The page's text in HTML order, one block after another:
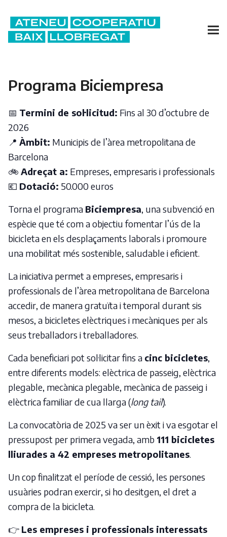
Programa Biciempresa
📅 Termini de sol·licitud: Fins al 30 d’octubre de
2026
📍 Àmbit: Municipis de l’àrea metropolitana de
Barcelona
🚲 Adreçat a: Empreses, empresaris i professionals
💶 Dotació: 50.000 euros
Torna el programa Biciempresa, una subvenció en
espècie que té com a objectiu fomentar l’ús de la
bicicleta en els desplaçaments laborals i promoure
una mobilitat més sostenible, saludable i eficient.
La iniciativa permet a empreses, empresaris i
professionals de l’àrea metropolitana de Barcelona
accedir, de manera gratuïta i temporal durant sis
mesos, a bicicletes elèctriques i mecàniques per als
seus treballadors i treballadores.
Cada beneficiari pot sol·licitar fins a cinc bicicletes,
entre diferents models: elèctrica de passeig, elèctrica
plegable, mecànica plegable, mecànica de passeig i
elèctrica familiar de cua llarga (long tail).
La convocatòria de 2025 va ser un èxit i va esgotar el
pressupost per primera vegada, amb 111 bicicletes
lliurades a 42 empreses metropolitanes.
Un cop finalitzat el període de cessió, les persones
usuàries podran exercir, si ho desitgen, el dret a
compra de la bicicleta.
👉 Les empreses i professionals interessats